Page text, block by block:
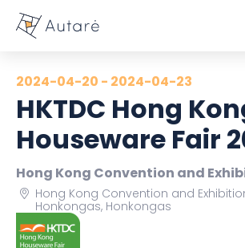
2024-04-20 - 2024-04-23
HKTDC Hong
Houseware Fair
Hong Kong Convention and
Hong Kong Convention and
Honkongas, Honkongas